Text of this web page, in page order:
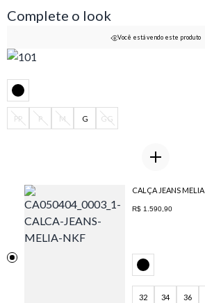
Complete o look
Você está vendo este produto
PP P M G GG
CALÇA JEANS MELIA
R$ 1.590,90
32 34 36